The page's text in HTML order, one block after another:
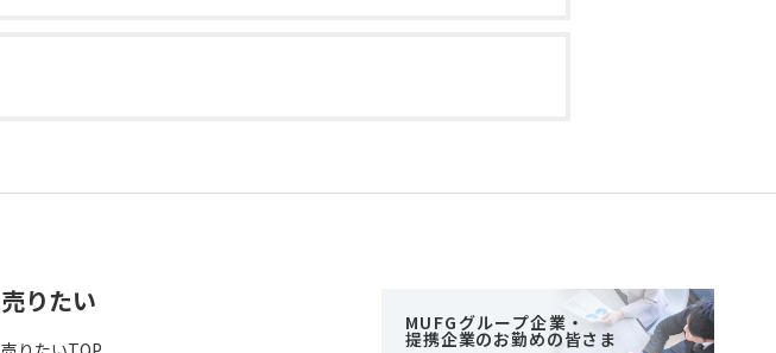
売りたい
MUFGグループ企業・
提携企業のお勤めの皆さま